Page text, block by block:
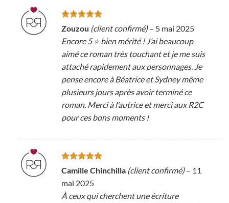
Note5sur
5
Zouzou (client confirmé) – 5 mai 2025
Encore 5 ⭐️ bien mérité ! J’ai beaucoup
aimé ce roman très touchant et je me suis
attaché rapidement aux personnages. Je
pense encore à Béatrice et Sydney même
plusieurs jours après avoir terminé ce
roman. Merci à l’autrice et merci aux R2C
pour ces bons moments !
Note5sur
5
Camille Chinchilla (client confirmé) – 11
mai 2025
À ceux qui cherchent une écriture